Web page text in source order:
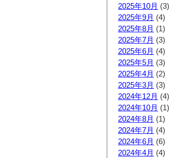
2025年10月 (3)
2025年9月 (4)
2025年8月 (1)
2025年7月 (3)
2025年6月 (4)
2025年5月 (3)
2025年4月 (2)
2025年3月 (3)
2024年12月 (4)
2024年10月 (1)
2024年8月 (1)
2024年7月 (4)
2024年6月 (6)
2024年4月 (4)